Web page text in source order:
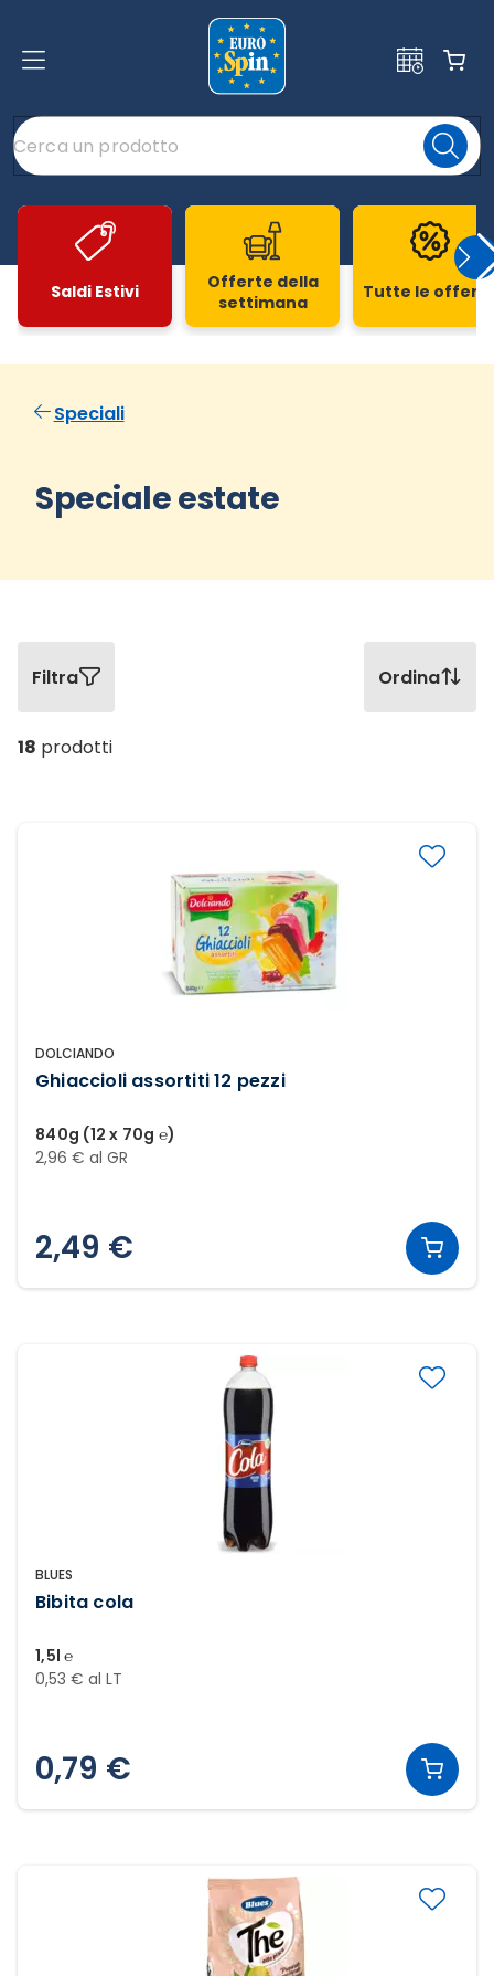
Saldi Estivi
Offerte della
settimana
Tutte le
Speciali
Speciale estate
Filtra Ordina
18 prodotti
DOLCIANDO
Ghiaccioli assortiti 12 pezzi
840g (12 x 70g ℮)
2,96 € al GR
2,49 €
BLUES
Bibita cola
1,5l ℮
0,53 € al LT
0,79 €